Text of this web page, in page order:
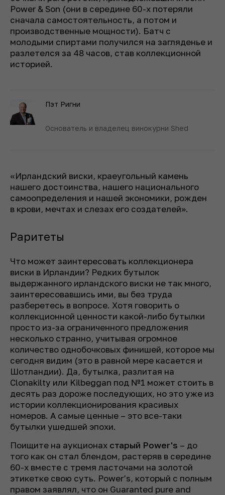
Power & Son (они в середине 60-х потеряли
сначала самостоятельность, а потом и
производственные мощности). Батч с
молодыми спиртами получился на загляденье и
разлетелся за 48 часов, став коллекционной
историей.
Пэт Ригни
Основатель и владелец винокурни Shed
«Ирландский виски, к­раеугольный камень
нашего достоинства, нашего национального
самоопределения и нашей экономики, рожден
в крови, мечтах и слезах его создателей».
Раритеты
Что может заинтересовать коллекционера
виски в Ирландии? Редких бутылок
выдержанного ирландского виски не так много,
заинтересовавшись ими, вы без труда
разберетесь в вопросе. Хотя говорить о
коллекционной ценности какой-либо бутылки
просто из-за ограниченного предложения
несколько странно, учитывая огромное
количество однобочковых финишей, которое мы
сегодня видим (это в равной мере касается и
Шотландии). Да, бутылка, разлитая на
Clonakilty или Kilbeggan под №1 может стоить в
десять раз дороже последующих, но это уже из
истории коллекционирования красивых
номеров. А самые ценные – это все-таки
бутылки ушедшей эпохи.
Поищите на аукционах старый Power's – до
того как он стал блендом, растеряв в середине
60-х вместе с тремя ласточами на золотой
этикетке свою суть. Power’s, который с полным
правом заявлял, что он Guaranted pure and